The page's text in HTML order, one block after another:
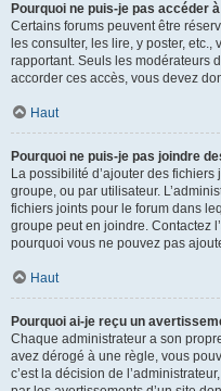
Pourquoi ne puis-je pas accéder
Certains forums peuvent être
les consulter, les lire, y poster,
rapportant. Seuls les modérateurs
accorder ces accès, vous devez
Haut
Pourquoi ne puis-je pas joindre
La possibilité d’ajouter des
groupe, ou par utilisateur.
fichiers joints pour le forum dans
groupe peut en joindre. Contactez
pourquoi vous ne pouvez pas
Haut
Pourquoi ai-je reçu un
Chaque administrateur a son
avez dérogé à une règle, vous
c’est la décision de